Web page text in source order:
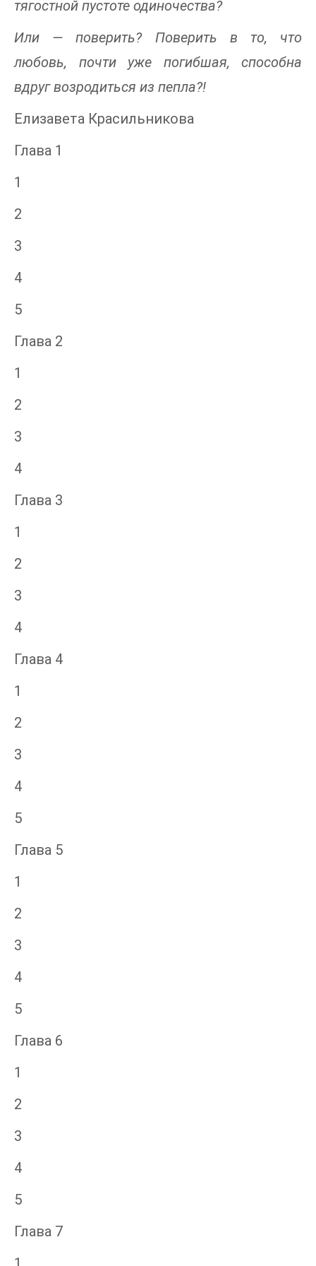
тягостной пустоте одиночества?
Или — поверить? Поверить в то, что
любовь, почти уже погибшая, способна
вдруг возродиться из пепла?!
Елизавета Красильникова
Глава 1
1
2
3
4
5
Глава 2
1
2
3
4
Глава 3
1
2
3
4
Глава 4
1
2
3
4
5
Глава 5
1
2
3
4
5
Глава 6
1
2
3
4
5
Глава 7